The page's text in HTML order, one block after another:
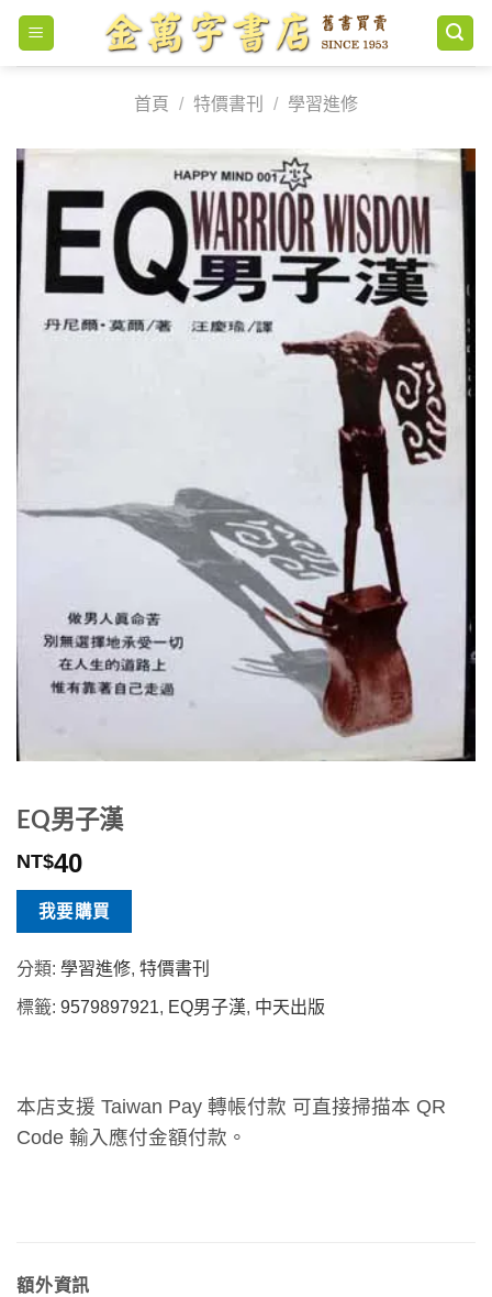
Skip
content
首頁
/ 特價書刊 / 學習進修
EQ男子漢
NT$40
我要購買
分類: 學習進修, 特價書刊
標籤: 9579897921, EQ男子漢, 中天出版
本店支援 Taiwan Pay 轉帳付款 可直接掃描本 QR
Code 輸入應付金額付款。
額外資訊